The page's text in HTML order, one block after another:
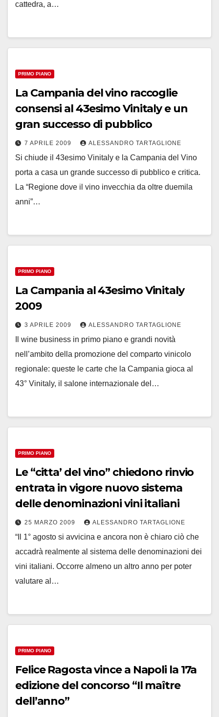
cattedra, a…
PRIMO PIANO
La Campania del vino raccoglie
consensi al 43esimo Vinitaly e un
gran successo di pubblico
7 APRILE 2009 ALESSANDRO TARTAGLIONE
Si chiude il 43esimo Vinitaly e la Campania del Vino
porta a casa un grande successo di pubblico e critica.
La “Regione dove il vino invecchia da oltre duemila
anni”…
PRIMO PIANO
La Campania al 43esimo Vinitaly
2009
3 APRILE 2009 ALESSANDRO TARTAGLIONE
Il wine business in primo piano e grandi novità
nell’ambito della promozione del comparto vinicolo
regionale: queste le carte che la Campania gioca al
43° Vinitaly, il salone internazionale del…
PRIMO PIANO
Le “citta’ del vino” chiedono rinvio
entrata in vigore nuovo sistema
delle denominazioni vini italiani
25 MARZO 2009 ALESSANDRO TARTAGLIONE
“Il 1° agosto si avvicina e ancora non è chiaro ciò che
accadrà realmente al sistema delle denominazioni dei
vini italiani. Occorre almeno un altro anno per poter
valutare al…
PRIMO PIANO
Felice Ragosta vince a Napoli la 17a
edizione del concorso “Il maître
dell’anno”